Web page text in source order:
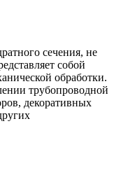
сечения, не
собой
обработки.
трубопроводной
декоративных